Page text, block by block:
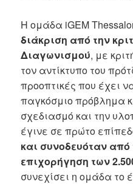
Η ομάδα iGEM
διάκριση από την
Διαγωνισμού, με
τον αντίκτυπο του
προοπτικές που έχει
παγκόσμιο πρόβλημα
σχεδιασμό και την
έγινε σε πρώτο
και συνοδευόταν από
επιχορήγηση των
συνεχίσει η ομάδα το